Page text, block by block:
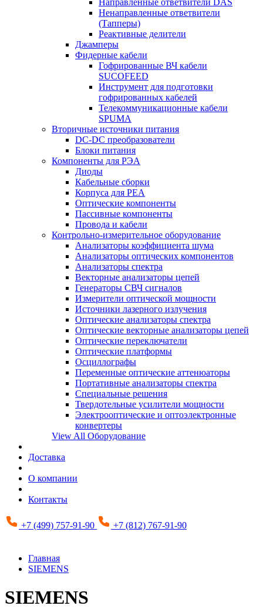
Направленные ответвители DAS
Ненаправленные ответвители
(Тапперы)
Реактивные делители
Джамперы
Фидерные кабели
Гофрированные ВЧ кабели
SUCOFEED
Инструмент для подготовки
гофрированных кабелей
Телекоммуникационные кабели
SPUMA
Вторичные источники питания
DC-DC преобразователи
Блоки питания
Компоненты для РЭА
Диоды
Кабельные сборки
Корпуса для РЕА
Оптические компоненты
Пассивные компоненты
Провода и кабели
Контрольно-измерительное оборудование
Анализаторы коэффициента шума
Анализаторы оптических компонентов
Анализаторы спектра
Векторные анализаторы цепей
Генераторы СВЧ сигналов
Измерители оптической мощности
Источники лазерного излучения
Оптические анализаторы спектра
Оптические векторные анализаторы цепей
Оптические переключатели
Оптические платформы
Осциллографы
Переменные оптические аттенюаторы
Портативные анализаторы спектра
Специальные решения
Твердотельные усилители мощности
Электрооптические и оптоэлектронные
конвертеры
View All Оборудование
Доставка
О компании
Контакты
+7 (499) 757-91-90 +7 (812) 767-91-90
Главная
SIEMENS
SIEMENS